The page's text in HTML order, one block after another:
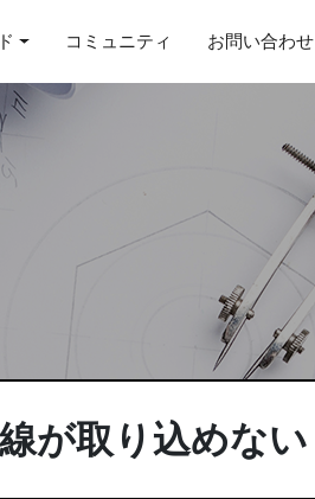
コミュニティ お問い合わせ
が取り込めない